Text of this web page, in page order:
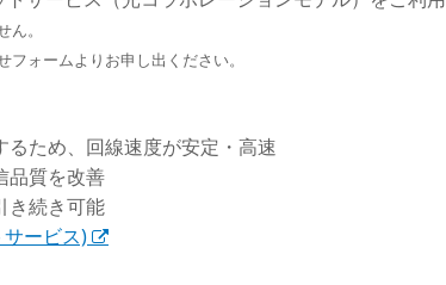
。
ォームよりお申し出ください。
るため、回線速度が安定・高速
品質を改善
き続き可能
ービス)